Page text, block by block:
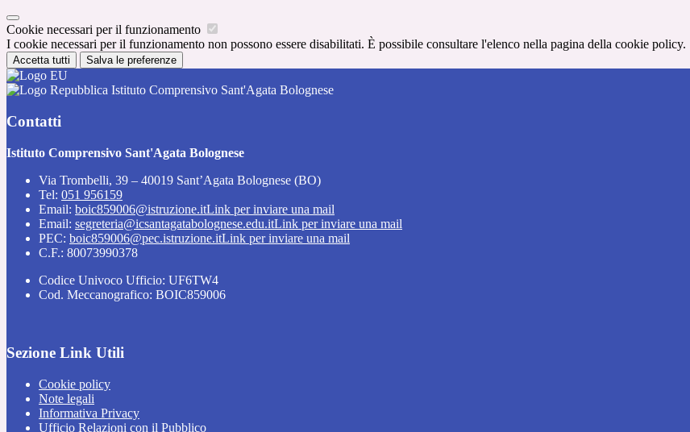
Cookie necessari per il funzionamento
I cookie necessari per il funzionamento non possono essere disabilitati. È possibile consultare l'elenco nella pagina della cookie policy.
Accetta tutti Salva le preferenze
Istituto Comprensivo Sant'Agata Bolognese
Contatti
Istituto Comprensivo Sant'Agata Bolognese
Via Trombelli, 39 – 40019 Sant’Agata Bolognese (BO)
Tel: 051 956159
Email: boic859006@istruzione.itLink per inviare una mail
Email: segreteria@icsantagatabolognese.edu.itLink per inviare una mail
PEC: boic859006@pec.istruzione.itLink per inviare una mail
C.F.: 80073990378
Codice Univoco Ufficio: UF6TW4
Cod. Meccanografico: BOIC859006
Sezione Link Utili
Cookie policy
Note legali
Informativa Privacy
Ufficio Relazioni con il Pubblico